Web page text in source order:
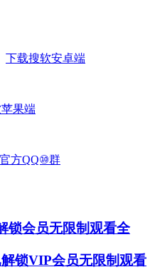
下载搜软安卓端
果端
方QQ⑩群
锁会员无限制观看全
锁VIP会员无限制观看